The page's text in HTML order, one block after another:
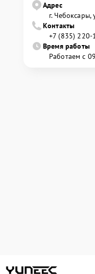
Адрес
г.
Контакты
+7 (835) 220-
Время работы
Работаем с